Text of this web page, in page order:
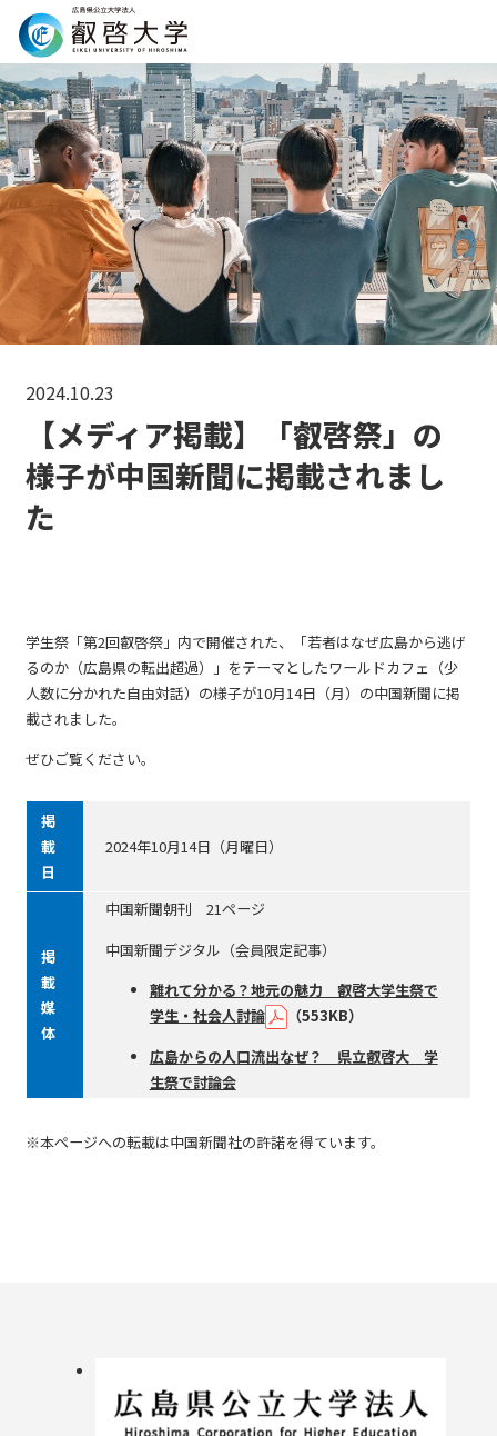
Search
2024.10.23
【メディア掲載】「叡啓祭」の
様子が中国新聞に掲載されまし
た
学生祭「第2回叡啓祭」内で開催された、「若者はなぜ広島から逃げ
るのか（広島県の転出超過）」をテーマとしたワールドカフェ（少
人数に分かれた自由対話）の様子が10月14日（月）の中国新聞に掲
載されました。
ぜひご覧ください。
掲
載
日
2024年10月14日（月曜日）
掲
載
媒
体
中国新聞朝刊 21ページ
中国新聞デジタル（会員限定記事）
離れて分かる？地元の魅力 叡啓大学生祭で
学生・社会人討論
（553KB）
広島からの人口流出なぜ？ 県立叡啓大 学
生祭で討論会
※本ページへの転載は中国新聞社の許諾を得ています。